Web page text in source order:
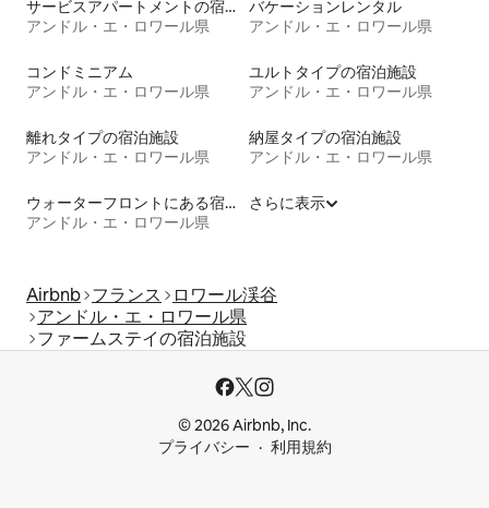
サービスアパートメントの宿泊施設
アンドル・エ・ロワール県
バケーションレンタル
アンドル・エ・ロワール県
コンドミニアム
アンドル・エ・ロワール県
ユルトタイプの宿泊施設
アンドル・エ・ロワール県
離れタイプの宿泊施設
アンドル・エ・ロワール県
納屋タイプの宿泊施設
アンドル・エ・ロワール県
ウォーターフロントにある宿泊施設
アンドル・エ・ロワール県
さらに表示
Airbnb フランス
ロワール渓谷
アンドル・エ・ロワール県
ファームステイの宿泊施設
© 2026 Airbnb, Inc.
プライバシー
利用規約